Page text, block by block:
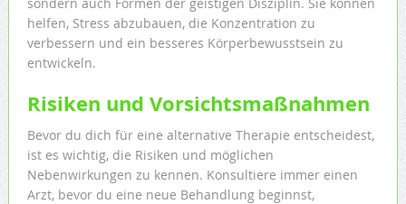
helfen, Stress abzubauen, die Konzentration zu
verbessern und ein besseres Körperbewusstsein zu
entwickeln.
Risiken und Vorsichtsmaßnahmen
Bevor du dich für eine alternative Therapie entscheidest,
ist es wichtig, die Risiken und möglichen
Nebenwirkungen zu kennen. Konsultiere immer einen
Arzt, bevor du eine neue Behandlung beginnst,